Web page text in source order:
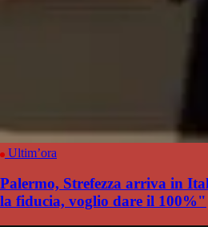
Ultim’ora
Palermo, Strefezza arriva in
la fiducia, voglio dare il 100%"